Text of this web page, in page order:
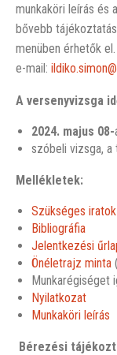
munkaköri leírás és
bővebb
menüben érhetők
e-mail:
A versenyvizsga
2024. majus 08-
szóbeli vizsga,
Mellékletek:
Szükséges iratok
Bibliográfia
Jelentkezési
Önéletrajz minta
Munkarégiséget
Nyilatkozat
Munkaköri leírás
Bérezési